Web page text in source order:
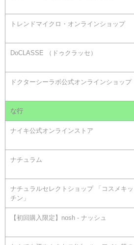
トレンドマイクロ・オンラインショップ
DoCLASSE （ドゥクラッセ）
ドクターシーラボ公式オンラインショップ
な行
ナイキ公式オンラインストア
ナチュラム
ナチュラルセレクトショップ 「コスメキッ
チン」
【初回購入限定】nosh - ナッシュ